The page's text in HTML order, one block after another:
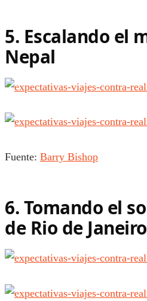
5. Escalando el
Nepal
Fuente: Barry Bishop
6. Tomando el
de Rio de Janeiro